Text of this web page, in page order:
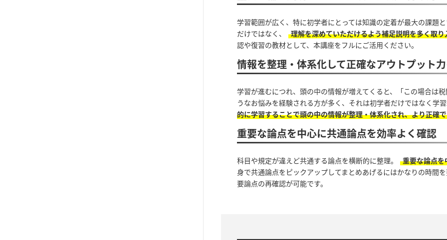
学習範囲が広く、特に初学者にとっては知識の定着が最大の課題
だけではなく、
理解を深めていただけるよう補足説明を多く取り
認や復習の教材として、本講座をフルにご活用ください。
情報を整理・体系化して正確なアウトプット
学習が進むにつれ、頭の中の情報が増えてくると、「この場合は
うなお悩みを経験される方が多く、それは初学者だけではなく学
的に学習することで頭の中の情報が整理・体系化され、より正確
重要な論点を中心に共通論点を効率よく確認
科目や規定が違えど共通する論点を横断的に整理。
重要な論点を
身で共通論点をピックアップしてまとめあげるにはかなりの時間
要論点の再確認が可能です。